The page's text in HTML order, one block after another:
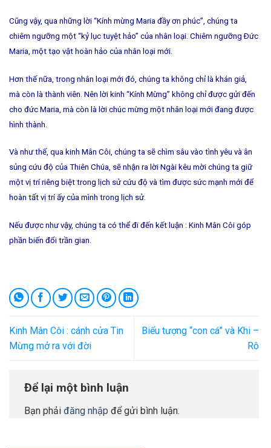
Cũng vậy, qua những lời “Kính mừng Maria đầy ơn phúc”, chúng ta
chiêm ngưỡng một “kỷ lục tuyệt hảo” của nhân loại. Chiêm ngưỡng Ðức
Maria, một tạo vật hoàn hảo của nhân loại mới.
Hơn thế nữa, trong nhân loại mới đó, chúng ta không chỉ là khán giả,
mà còn là thành viên. Nên lời kinh “Kính Mừng” không chỉ được gửi đến
cho đức Maria, mà còn là lời chúc mừng một nhân loại mới đang được
hình thành.
Và như thế, qua kinh Mân Côi, chúng ta sẽ chìm sâu vào tình yêu và ân
sủng cứu độ của Thiên Chúa, sẽ nhận ra lời Ngài kêu mời chúng ta giữ
một vị trí riêng biệt trong lịch sử cứu độ và tìm được sức mạnh mới để
hoàn tất vị trí ấy của mình trong lịch sử.
Nếu được như vậy, chúng ta có thể đi đến kết luận : Kinh Mân Côi góp
phần biến đổi trần gian.
Kinh Mân Côi : cánh cửa Tin
Mừng mở ra với đời
Biểu tượng “con cá” và Khi –
Rô
Để lại một bình luận
Bạn phải đăng nhập để gửi bình luận.